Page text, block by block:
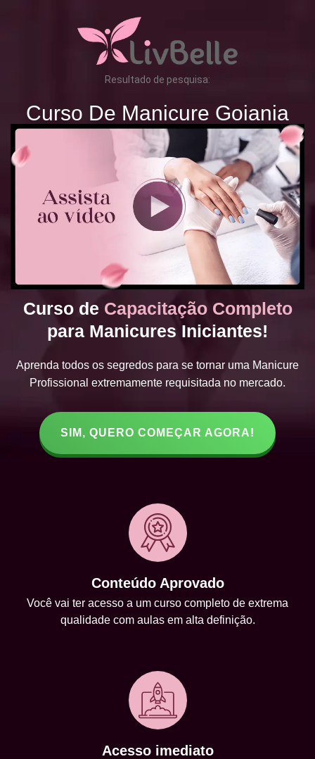
Resultado de pesquisa:
Curso De Manicure Goiania
Curso de Capacitação Completo
para Manicures Iniciantes!
Aprenda todos os segredos para se tornar uma Manicure
Profissional extremamente requisitada no mercado.
SIM, QUERO COMEÇAR AGORA!
Conteúdo Aprovado
Você vai ter acesso a um curso completo de extrema
qualidade com aulas em alta definição.
Acesso imediato